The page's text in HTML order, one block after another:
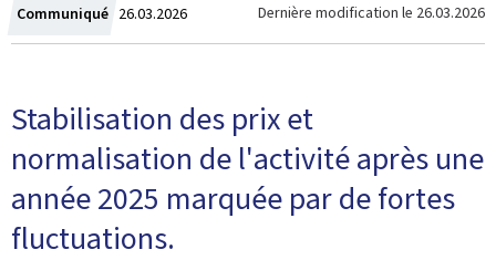
Communiqué Crée
le
26.03.2026 Dernière modification le 26.03.2026
Stabilisation des prix et
normalisation de l'activité après une
année 2025 marquée par de fortes
fluctuations.